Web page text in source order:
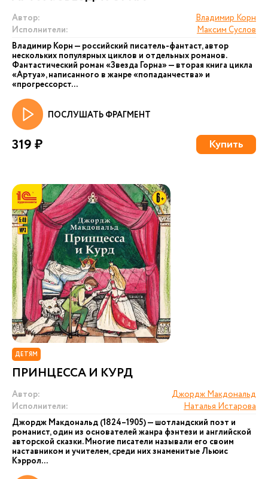
Автор:
Владимир Корн
Исполнители:
Максим Суслов
Владимир Корн — российский писатель-фантаст, автор
нескольких популярных циклов и отдельных романов.
Фантастический роман «Звезда Горна» — вторая книга цикла
«Артуа», написанного в жанре «попаданчества» и
«прогрессорст...
ПОСЛУШАТЬ ФРАГМЕНТ
319 ₽ Купить
ДЕТЯМ
ПРИНЦЕССА И КУРД
Автор:
Джордж Макдональд
Исполнители:
Наталья Истарова
Джордж Макдональд (1824–1905) — шотландский поэт и
романист, один из основателей жанра фэнтези и английской
авторской сказки. Многие писатели называли его своим
наставником и учителем, среди них знаменитые Льюис
Кэррол...